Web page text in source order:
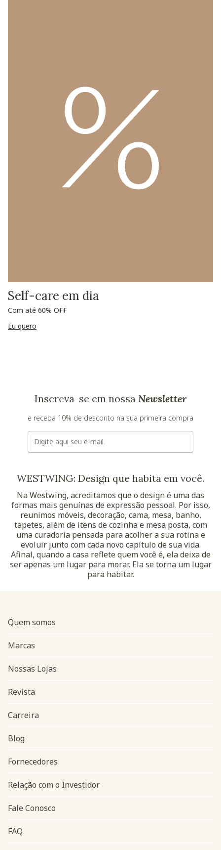
Self-care em dia
Com até 60% OFF
Eu quero
Inscreva-se em nossa Newsletter
e receba 10% de desconto na sua primeira compra
E-mail
WESTWING: Design que habita em você.
Na Westwing, acreditamos que o design é uma das
formas mais genuínas de expressão pessoal. Por isso,
reunimos móveis, decoração, cama, mesa, banho,
tapetes, além de itens de cozinha e mesa posta, com
uma curadoria pensada para acolher a sua rotina e
evoluir junto com cada novo capítulo de sua vida.
Afinal, quando a casa reflete quem você é, ela deixa de
ser apenas um lugar para morar. Ela se torna um lugar
para habitar.
Navegação do rodapé
Quem somos
Marcas
Nossas Lojas
Revista
Carreira
Blog
Fornecedores
Relação com o Investidor
Fale Conosco
FAQ